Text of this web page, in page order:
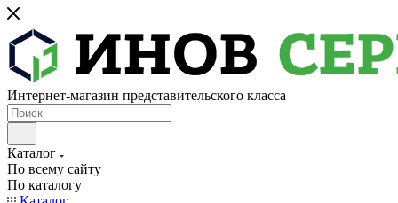
Интернет-магазин представительского класса
Каталог
По всему сайту
По каталогу